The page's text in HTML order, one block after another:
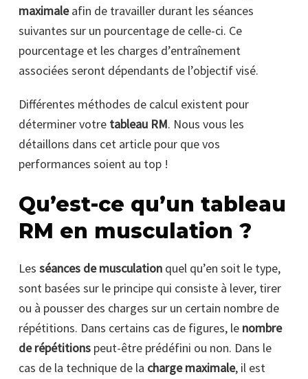
maximaleafin de travailler durant les séances
suivantes sur un pourcentage de celle-ci. Ce
pourcentage et les charges d’entraînement
associées seront dépendants de l’objectif visé.
Différentes méthodes de calcul existent pour
déterminer votre tableau RM. Nous vous les
détaillons dans cet article pour que vos
performances soient au top !
Qu’est-ce qu’un tableau
RM en musculation ?
Les séances de musculation quel qu’en soit le type,
sont basées sur le principe qui consiste à lever, tirer
ou à pousser des charges sur un certain nombre de
répétitions. Dans certains cas de figures, le nombre
de répétitions peut-être prédéfini ou non. Dans le
cas de la technique de la charge maximale, il est